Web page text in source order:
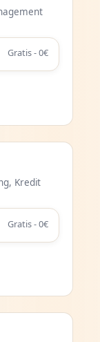
Gratis - 0€
Kredit
Gratis - 0€